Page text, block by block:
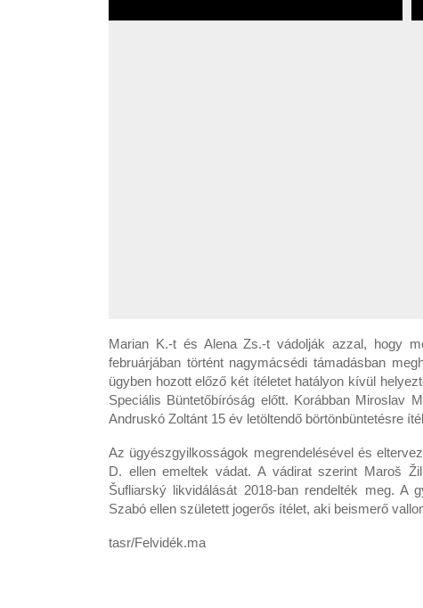
Marian K.-t és Alena Zs.-t vádolják azzal, hogy
februárjában történt nagymácsédi támadásban
ügyben hozott előző két ítéletet hatályon kívül
Speciális Büntetőbíróság előtt. Korábban Miroslav
Andruskó Zoltánt 15 év letöltendő börtönbüntetésre
Az ügyészgyilkosságok megrendelésével és
D. ellen emeltek vádat. A vádirat szerint Maroš
Šufliarský likvidálását 2018-ban rendelték meg. A
Szabó ellen született jogerős ítélet, aki beismerő
tasr/Felvidék.ma